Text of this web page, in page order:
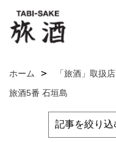
ホーム 「旅酒」取扱店
旅酒5番 石垣島